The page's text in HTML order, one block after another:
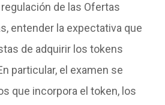
de las Ofertas
entender la expectativa que
de adquirir los tokens
particular, el examen se
que incorpora el token, los